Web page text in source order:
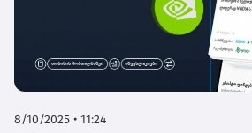
8/10/2025 • 11:24